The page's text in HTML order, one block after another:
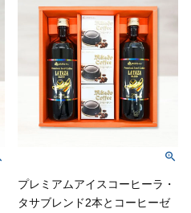
プレミアムアイスコーヒーラ・
タサブレンド2本とコーヒーゼ